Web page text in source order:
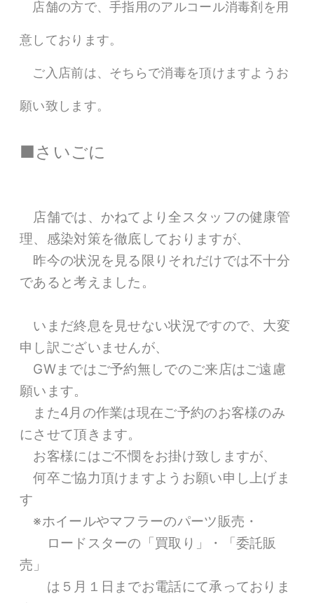
店舗の方で、手指用のアルコール消毒剤を用
意しております。
ご入店前は、そちらで消毒を頂けますようお
願い致します。
■さいごに
店舗では、かねてより全スタッフの健康管
理、感染対策を徹底しておりますが、
昨今の状況を見る限りそれだけでは不十分
であると考えました。
いまだ終息を見せない状況ですので、大変
申し訳ございませんが、
GWまではご予約無しでのご来店はご遠慮
願います。
また4月の作業は現在ご予約のお客様のみ
にさせて頂きます。
お客様にはご不憫をお掛け致しますが、
何卒ご協力頂けますようお願い申し上げま
す
※ホイールやマフラーのパーツ販売・
ロードスターの「買取り」・「委託販
売」
は５月１日までお電話にて承っておりま